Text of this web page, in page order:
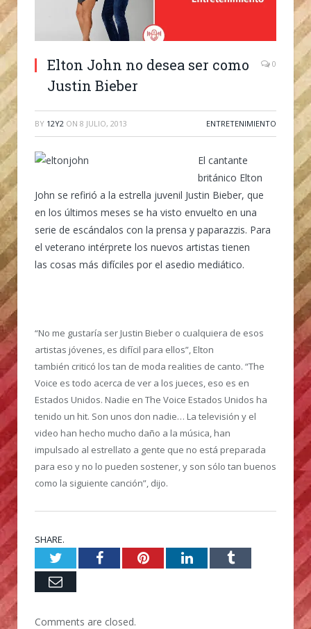
Elton John no desea ser como
Justin Bieber
0
BY 12Y2 ON 8 JULIO, 2013 ENTRETENIMIENTO
El cantante
británico Elton
John se refirió a la estrella juvenil Justin Bieber, que
en los últimos meses se ha visto envuelto en una
serie de escándalos con la prensa y paparazzis. Para
el veterano intérprete los nuevos artistas tienen
las cosas más difíciles por el asedio mediático.
“No me gustaría ser Justin Bieber o cualquiera de esos
artistas jóvenes, es difícil para ellos”, Elton
también criticó los tan de moda realities de canto. “The
Voice es todo acerca de ver a los jueces, eso es en
Estados Unidos. Nadie en The Voice Estados Unidos ha
tenido un hit. Son unos don nadie… La televisión y el
video han hecho mucho daño a la música, han
impulsado al estrellato a gente que no está preparada
para eso y no lo pueden sostener, y son sólo tan buenos
como la siguiente canción”, dijo.
SHARE.
TwitterFacebookPinterestLinkedInTumblr
Email
Comments are closed.